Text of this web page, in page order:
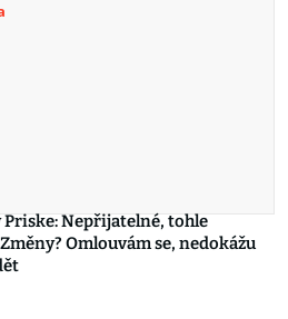
Nepřijatelné, tohle
Omlouvám se, nedokážu